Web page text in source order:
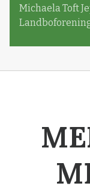
Michaela Toft